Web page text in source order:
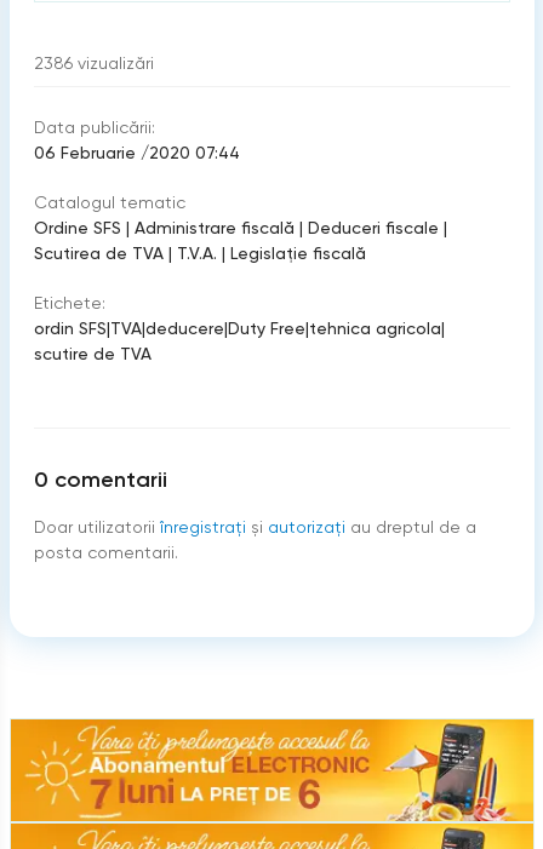
2386 vizualizări
Data publicării:
06 Februarie /2020 07:44
Catalogul tematic
Ordine SFS | Administrare fiscală | Deduceri fiscale |
Scutirea de TVA | T.V.A. | Legislație fiscală
Etichete:
ordin SFS|TVA|deducere|Duty Free|tehnica agricola|
scutire de TVA
0 comentarii
Doar utilizatorii înregistraţi şi autorizați au dreptul de a
posta comentarii.